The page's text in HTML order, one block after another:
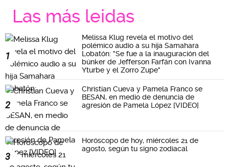
Las más leidas
1
Melissa Klug revela el motivo del
polémico audio a su hija Samahara
Lobatón: "Se fue a la inauguración del
búnker de Jefferson Farfán con Ivanna
Yturbe y el Zorro Zupe"
2
Christian Cueva y Pamela Franco se
BESAN, en medio de denuncia de
agresión de Pamela López [VIDEO]
3
Horóscopo de hoy, miércoles 21 de
agosto, según tu signo zodiacal